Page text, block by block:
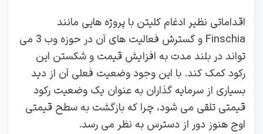
اقداماتی نظیر ادغام کلیتن با پروژه‌ هایی مانند
Finschia و گسترش فعالیت‌ های آن در حوزه وب 3 می‌
تواند در بلند مدت به افزایش قیمت و شکستن این
رکود کمک کند. با این وجود وضعیت فعلی آن از دید
بسیاری از سرمایه‌ گذاران به عنوان یک وضعیت رکود
قیمتی تلقی می‌ شود، چرا که بازگشت به سطح قیمتی
اوج هنوز دور از دسترس به نظر می‌ رسد.